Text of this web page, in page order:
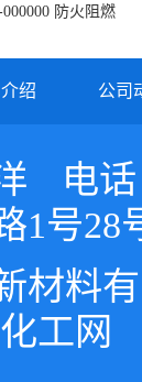
000000 防火阻燃
绍 公司
电
1号28
材料
工网